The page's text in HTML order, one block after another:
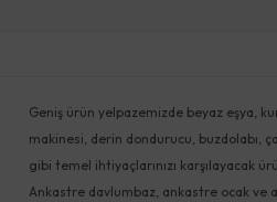
Geniş ürün yelpazemizde beyaz eşya,
makinesi, derin dondurucu, buzdolabı,
gibi temel ihtiyaçlarınızı karşılayacak
Ankastre davlumbaz, ankastre ocak ve